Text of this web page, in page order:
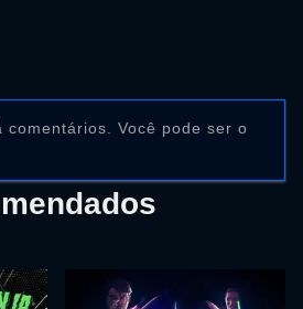
comentários. Você pode ser o